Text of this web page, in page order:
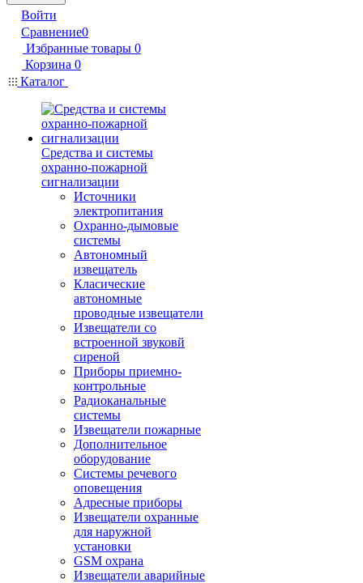
Войти
Сравнение0
Избранные товары 0
Корзина 0
Каталог
Средства и системы
охранно-пожарной
сигнализации
Источники
электропитания
Охранно-дымовые
системы
Автономный
извещатель
Класические
автономные
проводные извещатели
Извещатели со
встроенной звуковй
сиреной
Приборы приемно-
контрольные
Радиоканальные
системы
Извещатели пожарные
Дополнительное
оборудование
Системы речевого
оповещения
Адресные приборы
Извещатели охранные
для наружной
установки
GSM охрана
Извещатели аварийные